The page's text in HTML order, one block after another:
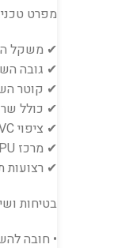
מפרט
✔ משקל השק:
✔ גובה השק:
✔ קוטר השק:
✔ כולל
✔ ציפוי PVC עבה ואיכותי
✔ מרכז PU לספיגת מכות
✔ רצועות
בטיחות
• חובה